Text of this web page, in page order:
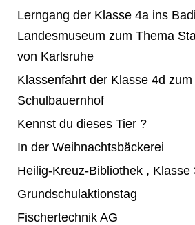
Lerngang der Klasse 4a ins
Landesmuseum zum Thema
von Karlsruhe
Klassenfahrt der Klasse 4d zum
Schulbauernhof
Kennst du dieses Tier ?
In der Weihnachtsbäckerei
Heilig-Kreuz-Bibliothek , Klasse
Grundschulaktionstag
Fischertechnik AG